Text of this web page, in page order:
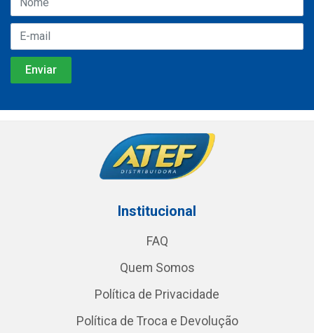
Institucional
FAQ
Quem Somos
Política de Privacidade
Política de Troca e Devolução